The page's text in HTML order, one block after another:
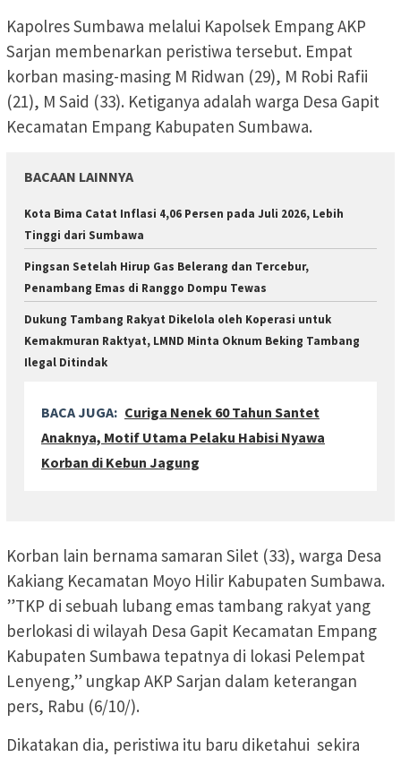
Kapolres Sumbawa melalui Kapolsek Empang AKP
Sarjan membenarkan peristiwa tersebut. Empat
korban masing-masing M Ridwan (29), M Robi Rafii
(21), M Said (33). Ketiganya adalah warga Desa Gapit
Kecamatan Empang Kabupaten Sumbawa.
BACAAN LAINNYA
Kota Bima Catat Inflasi 4,06 Persen pada Juli 2026, Lebih
Tinggi dari Sumbawa
Pingsan Setelah Hirup Gas Belerang dan Tercebur,
Penambang Emas di Ranggo Dompu Tewas
Dukung Tambang Rakyat Dikelola oleh Koperasi untuk
Kemakmuran Raktyat, LMND Minta Oknum Beking Tambang
Ilegal Ditindak
BACA JUGA: Curiga Nenek 60 Tahun Santet
Anaknya, Motif Utama Pelaku Habisi Nyawa
Korban di Kebun Jagung
Korban lain bernama samaran Silet (33), warga Desa
Kakiang Kecamatan Moyo Hilir Kabupaten Sumbawa.
”TKP di sebuah lubang emas tambang rakyat yang
berlokasi di wilayah Desa Gapit Kecamatan Empang
Kabupaten Sumbawa tepatnya di lokasi Pelempat
Lenyeng,” ungkap AKP Sarjan dalam keterangan
pers, Rabu (6/10/).
Dikatakan dia, peristiwa itu baru diketahui sekira